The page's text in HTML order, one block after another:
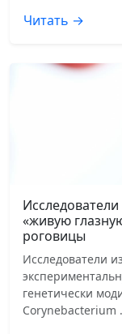
Читать →
«живую
роговицы
Исследователи
генетически
Corynebacterium